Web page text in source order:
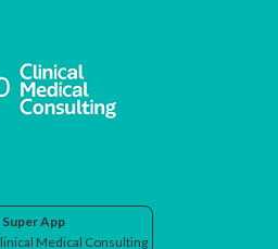
Super App
Medical Consulting